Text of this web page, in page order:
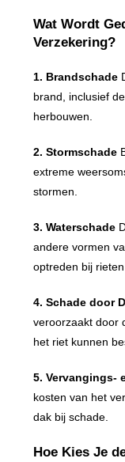
Wat Wordt
Verzekering?
1. Brandschade
brand, inclusief
herbouwen.
2. Stormschade
extreme
stormen.
3. Waterschade
andere vormen
optreden bij rieten
4. Schade door
veroorzaakt door
het riet kunnen
5. Vervangings-
kosten van het
dak bij schade.
Hoe Kies Je